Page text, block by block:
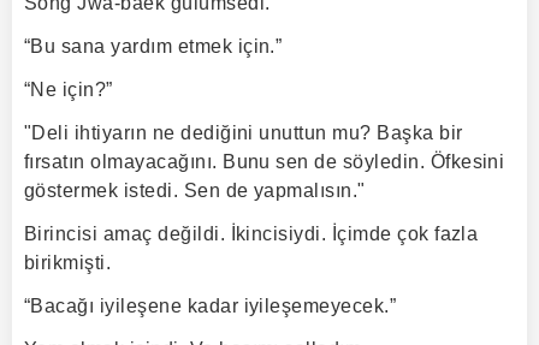
“Bu sana yardım etmek için.”
“Ne için?”
"Deli ihtiyarın ne dediğini unuttun mu? Başka bir
fırsatın olmayacağını. Bunu sen de söyledin. Öfkesini
göstermek istedi. Sen de yapmalısın."
Birincisi amaç değildi. İkincisiydi. İçimde çok fazla
birikmişti.
“Bacağı iyileşene kadar iyileşemeyecek.”